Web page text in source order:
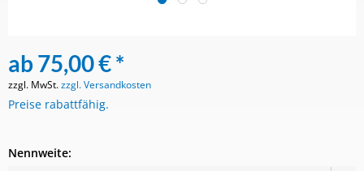
ab 75,00 € *
zzgl. MwSt.zzgl. Versandkosten
Preise rabattfähig.
Nennweite: